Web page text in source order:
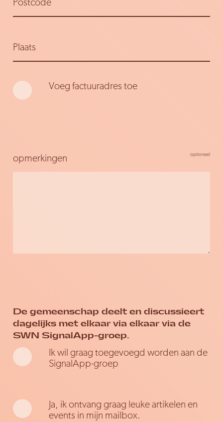
Postcode
Plaats
Voeg factuuradres toe
opmerkingen
De gemeenschap deelt en discussieert
dagelijks met elkaar via elkaar via de
SWN SignalApp-groep.
Ik wil graag toegevoegd worden aan de
SignalApp-groep
Ja, ik ontvang graag leuke artikelen en
events in mijn mailbox.